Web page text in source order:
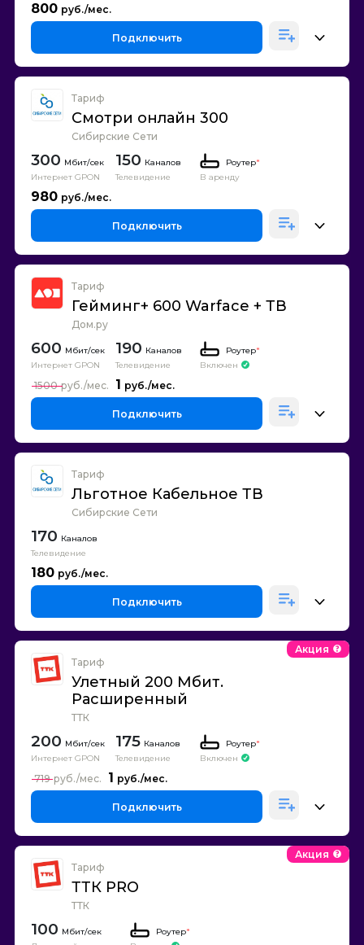
800
Подключить
Тариф
Смотри онлайн 300
Сибирские Сети
300
Интернет GPON
150 Каналов
Телевидение
Роутер*
В аренду
980
Подключить
Тариф
Гейминг+ 600 Warface + ТВ
Дом.ру
600
Интернет GPON
190 Каналов
Телевидение
Роутер*
Включен
1
1500
Подключить
Тариф
Льготное Кабельное ТВ
Сибирские Сети
170 Каналов
Телевидение
180
Подключить
Тариф
Улетный 200 Мбит.
Расширенный
ТТК
Акция
200
Интернет GPON
175 Каналов
Телевидение
Роутер*
Включен
1
719
Подключить
Тариф
ТТК PRO
ТТК
Акция
100 Роутер*